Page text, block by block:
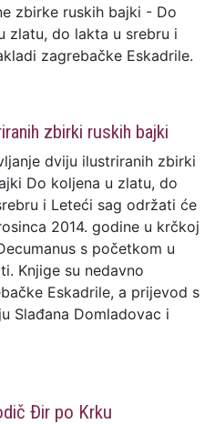
zbirke ruskih bajki - Do
zlatu, do lakta u srebru i
zagrebačke Eskadrile.
zbirki ruskih bajki
dviju ilustriranih zbirki
Do koljena u zlatu, do
i Leteći sag održati će
2014. godine u krčkoj
s početkom u
Knjige su nedavno
Eskadrile, a prijevod s
Slađana Domladovac i
Đir po Krku